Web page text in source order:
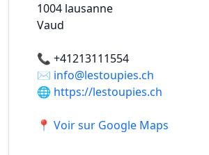
1004 lausanne
Vaud
📞 +41213111554
✉️ info@lestoupies.ch
🌐 https://lestoupies.ch
📍 Voir sur Google Maps